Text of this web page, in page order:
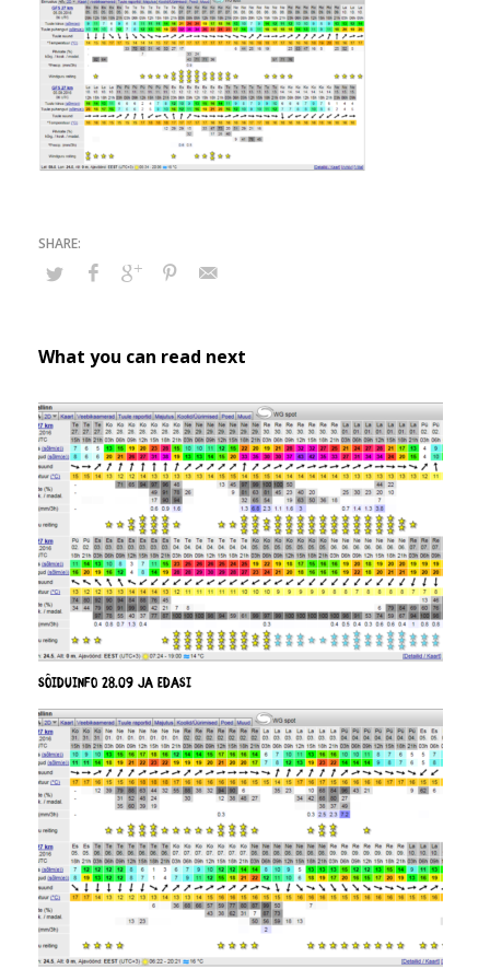
What you can read next
Sõiduinfo 28.09 ja edasi